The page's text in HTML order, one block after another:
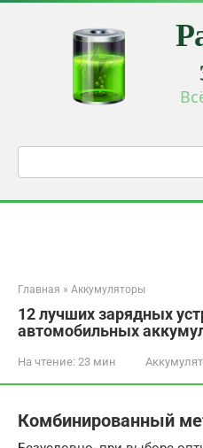
Перейти
Главная » Аккумуляторы
12 лучших зарядных
автомобильных
На чтение: 23 мин
Комбинированный